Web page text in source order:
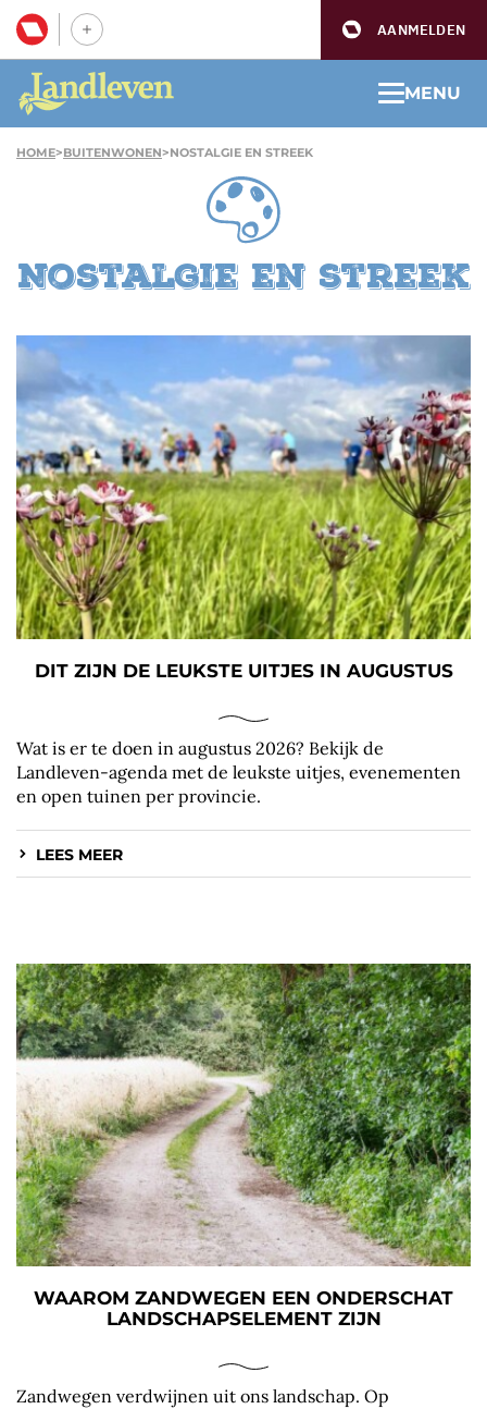
AANMELDEN
MENU
HOME>BUITENWONEN>NOSTALGIE EN STREEK
Nostalgie en streek
DIT ZIJN DE LEUKSTE UITJES IN AUGUSTUS
Wat is er te doen in augustus 2026? Bekijk de
Landleven-agenda met de leukste uitjes, evenementen
en open tuinen per provincie.
LEES MEER
WAAROM ZANDWEGEN EEN ONDERSCHAT
LANDSCHAPSELEMENT ZIJN
Zandwegen verdwijnen uit ons landschap. Op